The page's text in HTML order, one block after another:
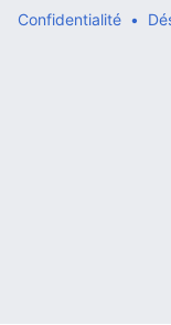
Confidentialité